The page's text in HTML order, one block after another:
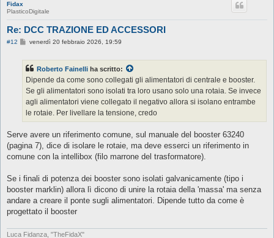
Fidax
PlasticoDigitale
Re: DCC TRAZIONE ED ACCESSORI
#12
M
a
g
i
o
venerdì 20 febbraio 2026, 19:59
Roberto Fainelli ha scritto:
Dipende da come sono collegati gli alimentatori di centrale e booster.
Se gli alimentatori sono isolati tra loro usano solo una rotaia. Se invece
agli alimentatori viene collegato il negativo allora si isolano entrambe
le rotaie. Per livellare la tensione, credo
Serve avere un riferimento comune, sul manuale del booster 63240
(pagina 7), dice di isolare le rotaie, ma deve esserci un riferimento in
comune con la intellibox (filo marrone del trasformatore).
Se i finali di potenza dei booster sono isolati galvanicamente (tipo i
booster marklin) allora lì dicono di unire la rotaia della 'massa' ma senza
andare a creare il ponte sugli alimentatori. Dipende tutto da come è
progettato il booster
Luca Fidanza, "TheFidaX"